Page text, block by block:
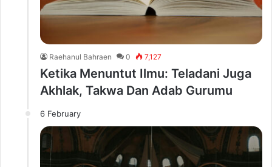
Raehanul Bahraen 0 7,127
Ketika Menuntut Ilmu: Teladani Juga
Akhlak, Takwa Dan Adab Gurumu
6 February